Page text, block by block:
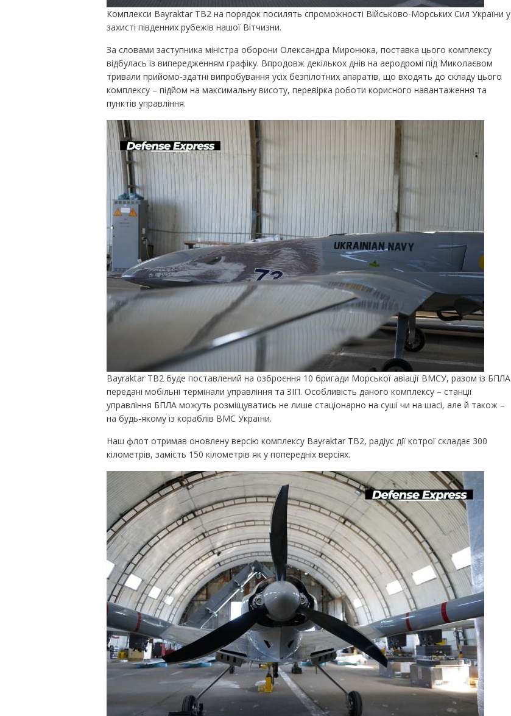
Комплекси Bayraktar TB2 на порядок посилять спроможності Військово-Морських Сил України у
захисті південних рубежів нашої Вітчизни.
За словами заступника міністра оборони Олександра Миронюка, поставка цього комплексу
відбулась із випередженням графіку. Впродовж декількох днів на аеродромі під Миколаєвом
тривали прийомо-здатні випробування усіх безпілотних апаратів, що входять до складу цього
комплексу – підйом на максимальну висоту, перевірка роботи корисного навантаження та
пунктів управління.
Bayraktar ТВ2 буде поставлений на озброєння 10 бригади Морської авіації ВМСУ, разом із БПЛА
передані мобільні термінали управління та ЗІП. Особливість даного комплексу – станції
управління БПЛА можуть розміщуватись не лише стаціонарно на суші чи на шасі, але й також –
на будь-якому із кораблів ВМС України.
Наш флот отримав оновлену версію комплексу Bayraktar ТВ2, радіус дії котрої складає 300
кілометрів, замість 150 кілометрів як у попередніх версіях.